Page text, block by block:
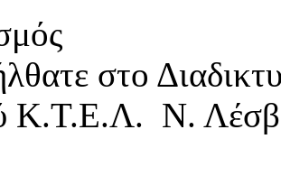
στο
Κ.Τ.Ε.Λ. Ν.